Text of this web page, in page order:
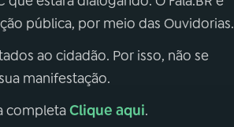
pública, por meio das Ouvidorias.
ao cidadão. Por isso, não se
manifestação.
completaClique aqui.